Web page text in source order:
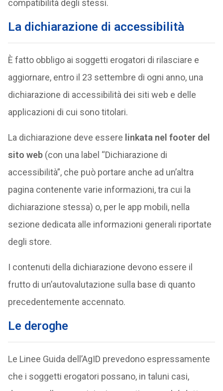
compatibilità degli stessi.
La dichiarazione di accessibilità
È fatto obbligo ai soggetti erogatori di rilasciare e
aggiornare, entro il 23 settembre di ogni anno, una
dichiarazione di accessibilità dei siti web e delle
applicazioni di cui sono titolari.
La dichiarazione deve essere linkata nel footer del
sito web(con una label “Dichiarazione di
accessibilità”, che può portare anche ad un’altra
pagina contenente varie informazioni, tra cui la
dichiarazione stessa) o, per le app mobili, nella
sezione dedicata alle informazioni generali riportate
degli store.
I contenuti della dichiarazione devono essere il
frutto di un’autovalutazione sulla base di quanto
precedentemente accennato.
Le deroghe
Le Linee Guida dell’AgID prevedono espressamente
che i soggetti erogatori possano, in taluni casi,